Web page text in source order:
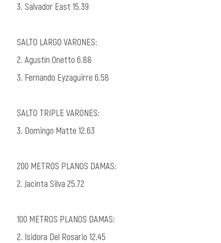
3. Salvador East 15.39
SALTO LARGO VARONES:
2. Agustín Onetto 6.88
3. Fernando Eyzaguirre 6.58
SALTO TRIPLE VARONES:
3. Domingo Matte 12.63
200 METROS PLANOS DAMAS:
2. Jacinta Silva 25.72
100 METROS PLANOS DAMAS:
2. Isidora Del Rosario 12.45